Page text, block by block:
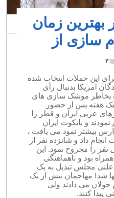
زمان
سازی از
۳
این حملات انتخاب شده
امریکا بدنبال رأی
بخاطر موشک سازی های
یک هفته پس از حضور
عربی ایران و قطر را
و بایکوت ایران
بیشتر نمود می یافت ،
داد و شانزده نفر از
را مجروح نمود. این
بود و ناهماهنگی
مجلس تبدیل به یک
شد! مهاجمان بیش از یک
می دادند ولی
پیدا کنند.